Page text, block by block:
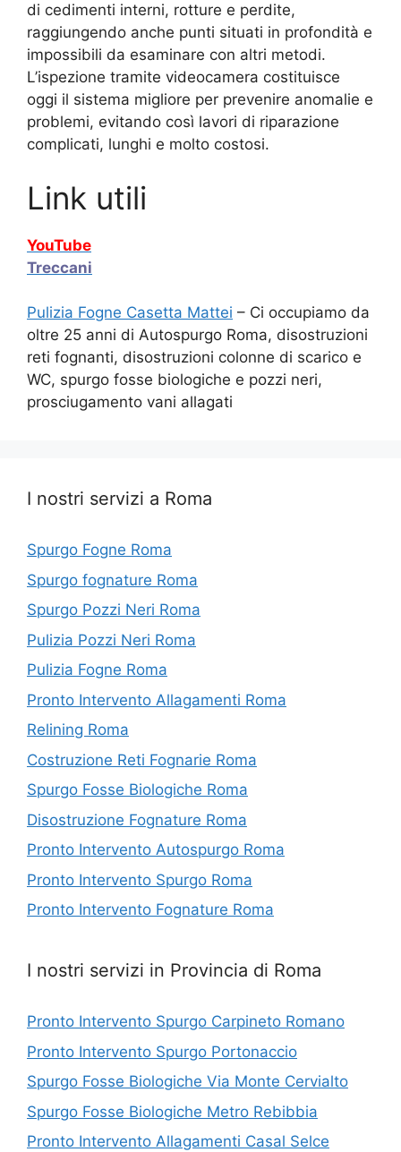
di cedimenti interni, rotture e perdite,
raggiungendo anche punti situati in profondità e
impossibili da esaminare con altri metodi.
L’ispezione tramite videocamera costituisce
oggi il sistema migliore per prevenire anomalie e
problemi, evitando così lavori di riparazione
complicati, lunghi e molto costosi.
Link utili
YouTube
Treccani
Pulizia Fogne Casetta Mattei – Ci occupiamo da
oltre 25 anni di Autospurgo Roma, disostruzioni
reti fognanti, disostruzioni colonne di scarico e
WC, spurgo fosse biologiche e pozzi neri,
prosciugamento vani allagati
I nostri servizi a Roma
Spurgo Fogne Roma
Spurgo fognature Roma
Spurgo Pozzi Neri Roma
Pulizia Pozzi Neri Roma
Pulizia Fogne Roma
Pronto Intervento Allagamenti Roma
Relining Roma
Costruzione Reti Fognarie Roma
Spurgo Fosse Biologiche Roma
Disostruzione Fognature Roma
Pronto Intervento Autospurgo Roma
Pronto Intervento Spurgo Roma
Pronto Intervento Fognature Roma
I nostri servizi in Provincia di Roma
Pronto Intervento Spurgo Carpineto Romano
Pronto Intervento Spurgo Portonaccio
Spurgo Fosse Biologiche Via Monte Cervialto
Spurgo Fosse Biologiche Metro Rebibbia
Pronto Intervento Allagamenti Casal Selce